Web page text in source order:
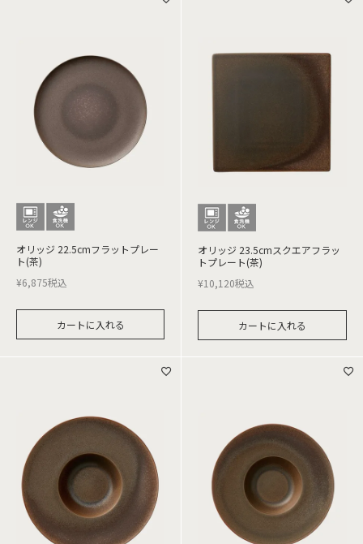
オリッジ 22.5cmフラットプレー
ト(茶)
¥6,875税込
カートに入れる
オリッジ 23.5cmスクエアフラッ
トプレート(茶)
¥10,120税込
カートに入れる